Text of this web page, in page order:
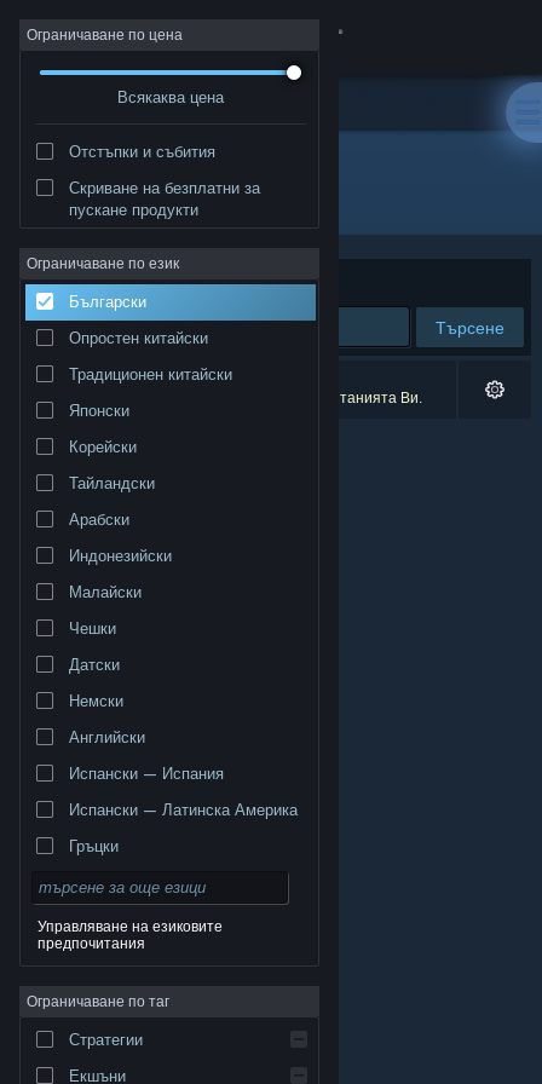
Вписване
Относно
Поддръжка
Смяна на езика
търговски марки принадлежат на съответните им
собственици в САЩ и други страни.
поверителност|Юридическа информация|
Достъпност|Условия за ползване на Steam
Възстановявания|Бисквитки
Ограничаване по цена
Всякаква цена
Отстъпки и събития
Скриване на безплатни за
пускане продукти
Ограничаване по език
Български
Опростен китайски
Традиционен китайски
Японски
Корейски
Тайландски
Арабски
Индонезийски
Малайски
Чешки
Датски
Немски
Английски
Испански — Испания
Испански — Латинска Америка
Гръцки
Управляване на езиковите
предпочитания
Ограничаване по таг
Стратегии
Екшъни
Издател: Keone
Сортиране по Съответстване
Търсене
0 резултата съответстват на търсенето Ви.
1 заглавие беше изключено спрямо предпочитанията Ви.